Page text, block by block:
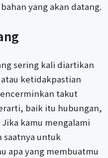
yang akan datang.
sering kali diartikan
ketidakpastian
takut
baik itu hubungan,
kamu mengalami
untuk
apa yang membuatmu